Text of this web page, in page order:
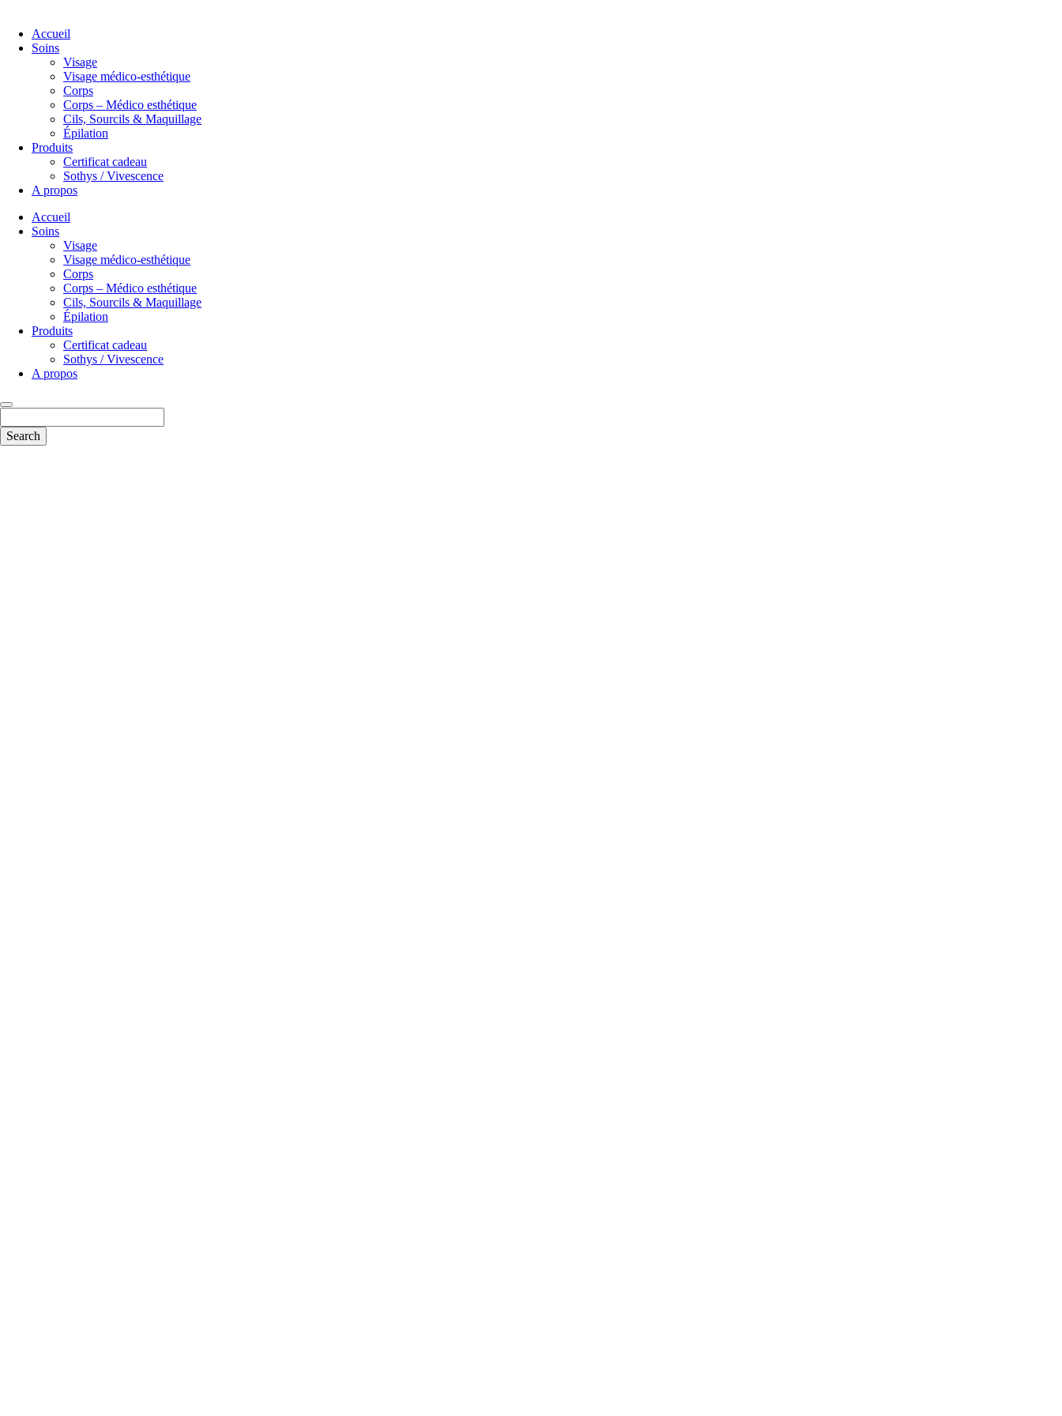
Accueil
Soins
Visage
Visage médico-esthétique
Corps
Corps – Médico esthétique
Cils, Sourcils & Maquillage
Épilation
Produits
Certificat cadeau
Sothys / Vivescence
A propos
Accueil
Soins
Visage
Visage médico-esthétique
Corps
Corps – Médico esthétique
Cils, Sourcils & Maquillage
Épilation
Produits
Certificat cadeau
Sothys / Vivescence
A propos